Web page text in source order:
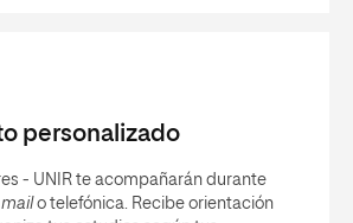
personalizado
- UNIR te acompañarán durante
mail o telefónica. Recibe orientación